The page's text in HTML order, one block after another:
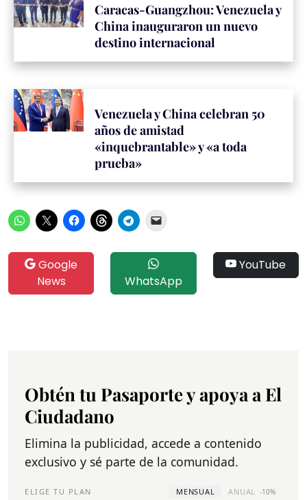
Caracas-Guangzhou: Venezuela y
China inauguraron un nuevo
destino internacional
Venezuela y China celebran 50
años de amistad
«inquebrantable» y «a toda
prueba»
Google
News
WhatsApp
YouTube
Obtén tu Pasaporte y apoya a El
Ciudadano
Elimina la publicidad, accede a contenido
exclusivo y sé parte de la comunidad.
ELIGE TU PLAN MENSUAL ANUAL -10%